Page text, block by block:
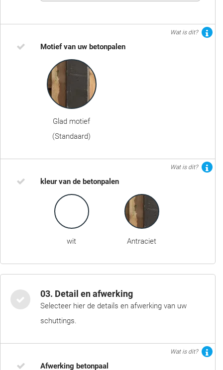
Wat is dit?
Motief van uw betonpalen
Glad motief
(Standaard)
Wat is dit?
kleur van de betonpalen
wit Antraciet
03. Detail en afwerking
Selecteer hier de details en afwerking van uw
schuttings.
Wat is dit?
Afwerking betonpaal